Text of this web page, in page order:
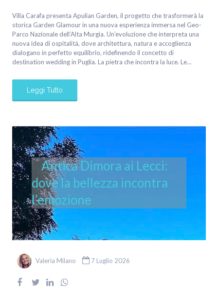
Villa Carafa presenta Apulian Garden, il progetto che trasformerà la
storica Garden Glamour in una nuova esperienza immersa nel Geo-
Parco Nazionale dell’Alta Murgia. Un’evoluzione che interpreta una
nuova idea di ospitalità, dove architettura, natura e accoglienza
dialogano in perfetto equilibrio, ridefinendo il concetto di
destination wedding in Puglia. La pietra che incontra la luce. Le…
Leggi Tutto
Antica Dimora ai Lecci:
dove la bellezza incontra
l’emozione
Valeria Milano 7 Luglio 2026